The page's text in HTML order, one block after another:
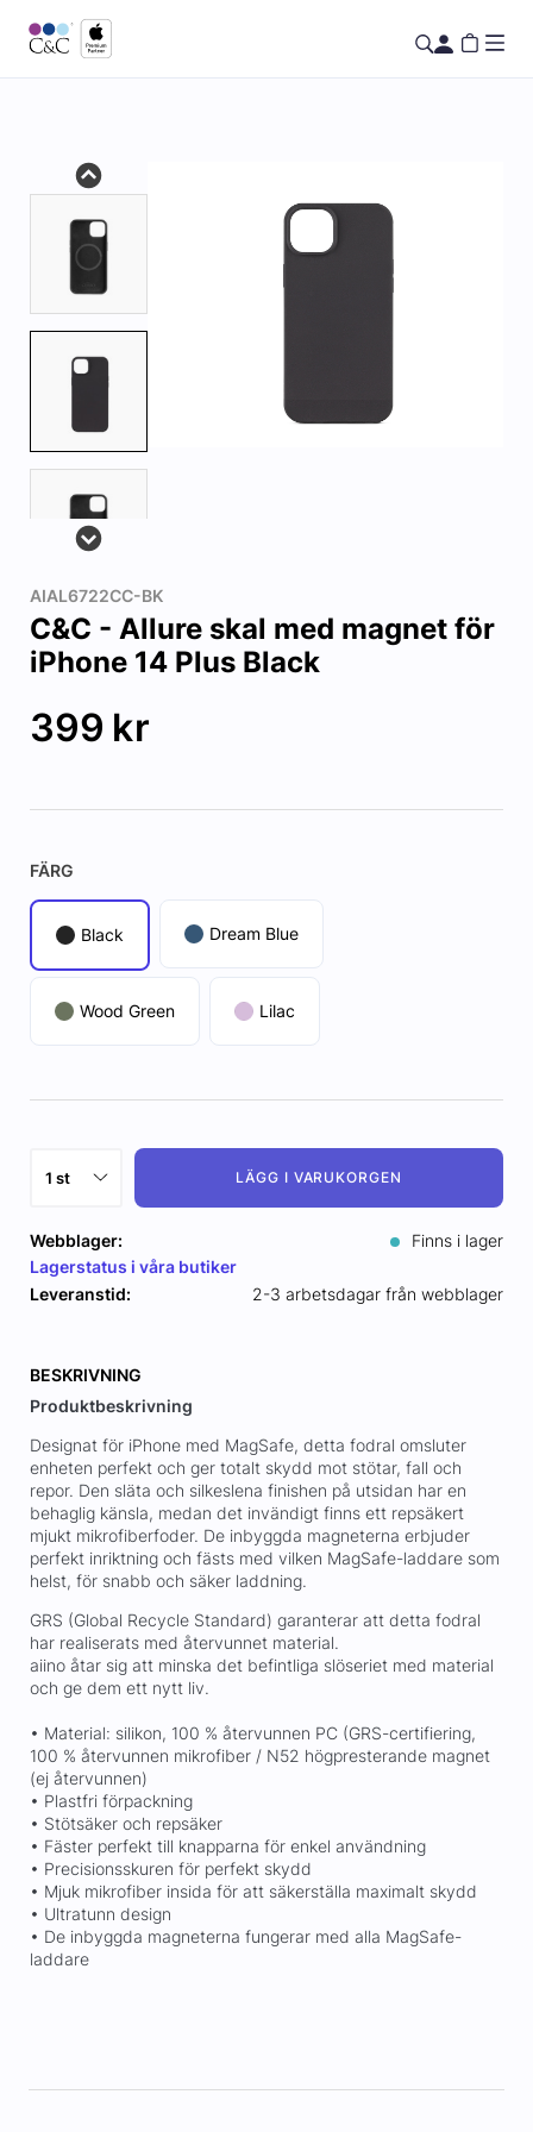
AIAL6722CC-BK
C&C - Allure skal med magnet för
iPhone 14 Plus Black
399 kr
FÄRG
Black Dream Blue
Wood Green Lilac
LÄGG I VARUKORGEN
Webblager:
Finns i lager
Lagerstatus i våra butiker
Leveranstid:
2-3 arbetsdagar från webblager
BESKRIVNING
Produktbeskrivning
Designat för iPhone med MagSafe, detta fodral omsluter
enheten perfekt och ger totalt skydd mot stötar, fall och
repor. Den släta och silkeslena finishen på utsidan har en
behaglig känsla, medan det invändigt finns ett repsäkert
mjukt mikrofiberfoder. De inbyggda magneterna erbjuder
perfekt inriktning och fästs med vilken MagSafe-laddare som
helst, för snabb och säker laddning.
GRS (Global Recycle Standard) garanterar att detta fodral
har realiserats med återvunnet material.
aiino åtar sig att minska det befintliga slöseriet med material
och ge dem ett nytt liv.
• Material: silikon, 100 % återvunnen PC (GRS-certifiering,
100 % återvunnen mikrofiber / N52 högpresterande magnet
(ej återvunnen)
• Plastfri förpackning
• Stötsäker och repsäker
• Fäster perfekt till knapparna för enkel användning
• Precisionsskuren för perfekt skydd
• Mjuk mikrofiber insida för att säkerställa maximalt skydd
• Ultratunn design
• De inbyggda magneterna fungerar med alla MagSafe-
laddare